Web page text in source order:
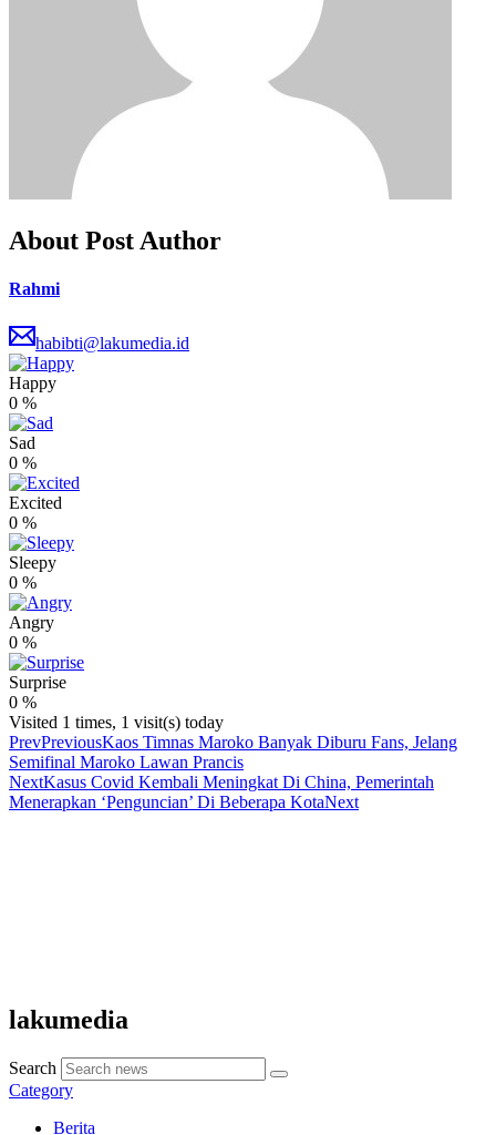
About Post Author
Rahmi
habibti@lakumedia.id
Happy
0 %
Sad
0 %
Excited
0 %
Sleepy
0 %
Angry
0 %
Surprise
0 %
Visited 1 times, 1 visit(s) today
PrevPreviousKaos Timnas Maroko Banyak Diburu Fans, Jelang
Semifinal Maroko Lawan Prancis
NextKasus Covid Kembali Meningkat Di China, Pemerintah
Menerapkan ‘Penguncian’ Di Beberapa KotaNext
lakumedia
Search
Category
Berita